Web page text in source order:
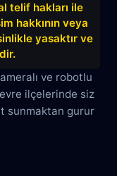
telif hakları ile
hakkının veya
yasaktır ve
ve robotlu
ilçelerinde siz
sunmaktan gurur